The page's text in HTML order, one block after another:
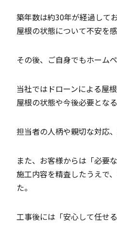
築年数は約30年が経過して
屋根の状態について不安を
その後、ご自身でもホーム
当社ではドローンによる屋
屋根の状態や今後必要とな
担当者の人柄や親切な対応
また、お客様からは「必要
施工内容を精査したうえで
た。
工事後には「安心して任せ